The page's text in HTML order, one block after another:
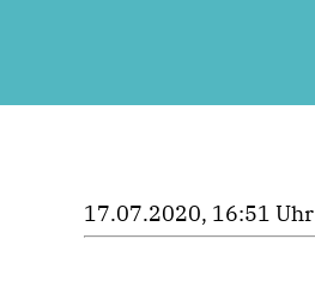
17.07.2020, 16:51 Uhr